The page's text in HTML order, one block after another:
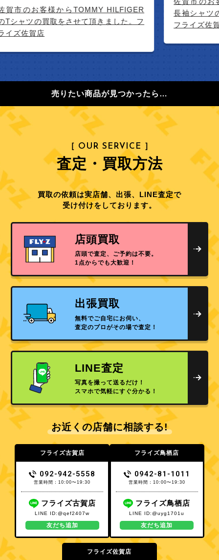
賀市のお客様からTOMMY HILFIGER
Tシャツの買取をさせて頂きました。フ
イズ佐賀店
長袖シャツ
フライズ佐
売りたい商品が見つかったら…
［ OUR SERVICE ］
査定・買取方法
買取の依頼は実店舗、出張、LINE査定で
受け付けをしております。
店頭買取
店頭で査定、ご予約は不要。
1点からでも大歓迎！
出張買取
無料でご自宅にお伺い、
査定のプロがその場で査定！
LINE査定
写真を撮って送るだけ！
スマホで気軽にすぐ分かる！
お近くの店舗に相談する!
フライズ古賀店
092-942-5558
営業時間：10:00〜19:30
フライズ古賀店
LINE ID:@qef2407w
友だち追加
フライズ鳥栖店
0942-81-1011
営業時間：10:00〜19:30
フライズ鳥栖店
LINE ID:@uyg1701u
友だち追加
フライズ佐賀店